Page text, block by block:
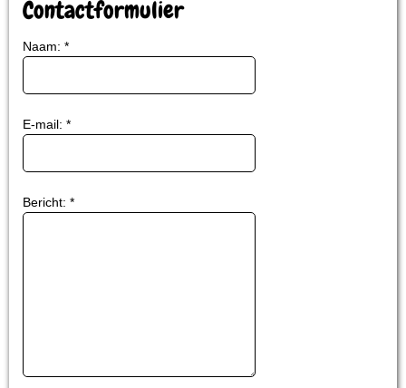
Contactformulier
Naam: *
E-mail: *
Bericht: *